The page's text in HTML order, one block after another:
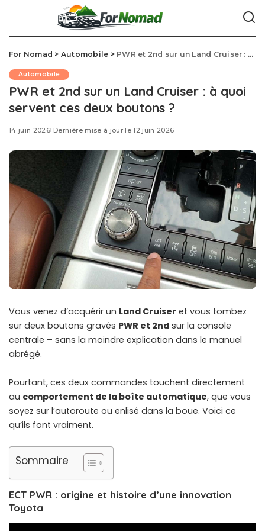
For Nomad > Automobile > PWR et 2nd sur un Land Cruiser : à quoi servent ces deux boutons ?
Automobile
PWR et 2nd sur un Land Cruiser : à quoi
servent ces deux boutons ?
14 juin 2026 Dernière mise à jour le 12 juin 2026
Vous venez d’acquérir un Land Cruiser et vous tombez
sur deux boutons gravés PWR et 2nd sur la console
centrale – sans la moindre explication dans le manuel
abrégé.
Pourtant, ces deux commandes touchent directement
au comportement de la boîte automatique, que vous
soyez sur l’autoroute ou enlisé dans la boue. Voici ce
qu’ils font vraiment.
Sommaire
ECT PWR : origine et histoire d’une innovation
Toyota